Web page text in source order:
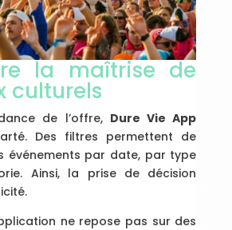
la maîtrise de
culturels
de l’offre, Dure Vie App
Des filtres permettent de
événements par date, par type
Ainsi, la prise de décision
ne repose pas sur des